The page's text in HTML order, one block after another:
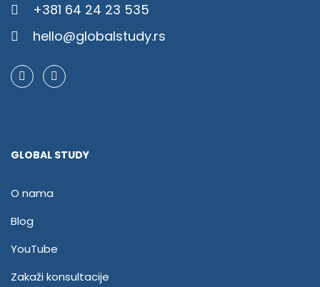
+381 64 24 23 535
hello@globalstudy.rs
GLOBAL STUDY
O nama
Blog
YouTube
Zakaži konsultacije